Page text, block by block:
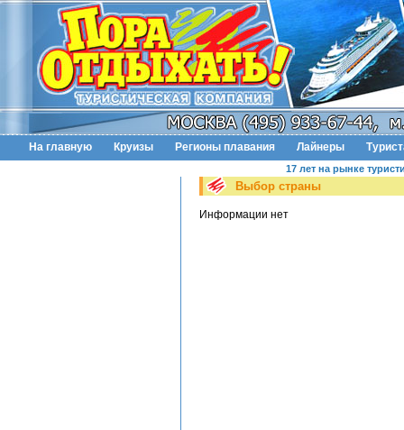
На главную Круизы Регионы плавания Лайнеры
17 лет на рынке
Выбор страны
Информации нет